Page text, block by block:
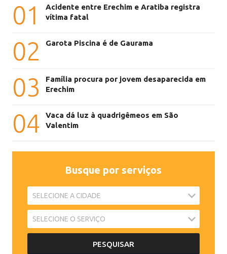
01
Acidente entre Erechim e Aratiba registra
vítima fatal
02 Garota Piscina é de Gaurama
03
Família procura por jovem desaparecida em
Erechim
04
Vaca dá luz à quadrigêmeos em São
Valentim
Busque por serviços